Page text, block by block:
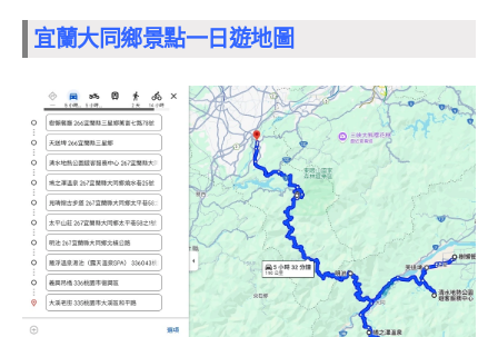
宜蘭大同鄉景點一日遊地圖